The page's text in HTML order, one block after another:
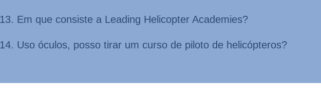
13. Em que consiste a Leading Helicopter Academies?
14. Uso óculos, posso tirar um curso de piloto de helicópteros?